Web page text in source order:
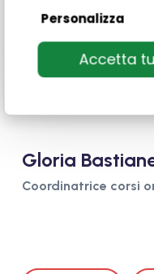
Personalizza
Accetta
La chiave è trovare
Gloria
Coordinatrice corsi